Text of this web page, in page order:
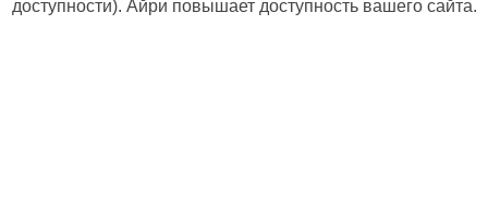
доступности). Айри повышает доступность вашего сайта.